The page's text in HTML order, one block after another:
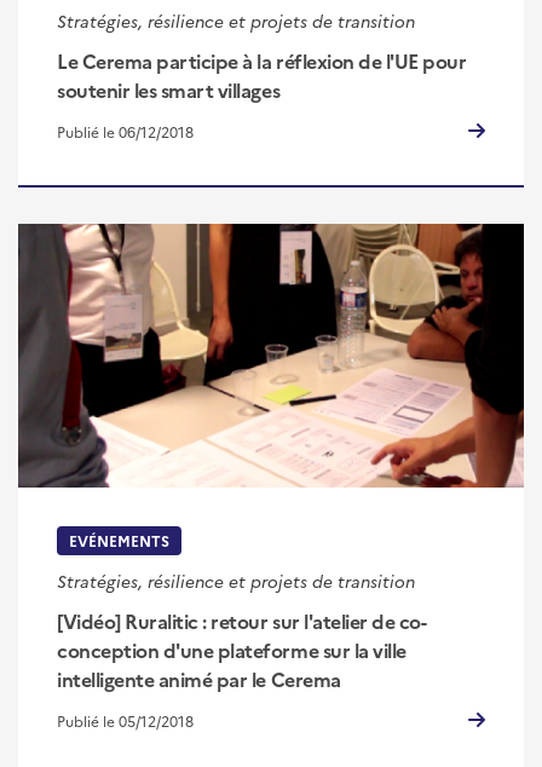
Stratégies, résilience et projets de transition
Le Cerema participe à la réflexion de l'UE pour
soutenir les smart villages
Publié le 06/12/2018
EVÉNEMENTS
Stratégies, résilience et projets de transition
[Vidéo] Ruralitic : retour sur l'atelier de co-
conception d'une plateforme sur la ville
intelligente animé par le Cerema
Publié le 05/12/2018